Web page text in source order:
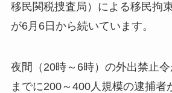
移民関税捜査局）による移民拘
が6月6日から続いています。
夜間（20時～6時）の外出禁止
までに200～400人規模の逮捕者